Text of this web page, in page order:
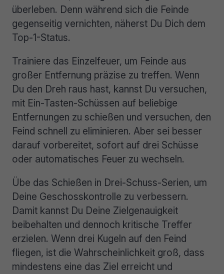
überleben. Denn während sich die Feinde
gegenseitig vernichten, näherst Du Dich dem
Top-1-Status.
Trainiere das Einzelfeuer, um Feinde aus
großer Entfernung präzise zu treffen. Wenn
Du den Dreh raus hast, kannst Du versuchen,
mit Ein-Tasten-Schüssen auf beliebige
Entfernungen zu schießen und versuchen, den
Feind schnell zu eliminieren. Aber sei besser
darauf vorbereitet, sofort auf drei Schüsse
oder automatisches Feuer zu wechseln.
Übe das Schießen in Drei-Schuss-Serien, um
Deine Geschosskontrolle zu verbessern.
Damit kannst Du Deine Zielgenauigkeit
beibehalten und dennoch kritische Treffer
erzielen. Wenn drei Kugeln auf den Feind
fliegen, ist die Wahrscheinlichkeit groß, dass
mindestens eine das Ziel erreicht und